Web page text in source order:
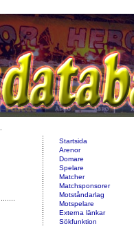
Startsida
Arenor
Domare
Spelare
Matcher
Matchsponsorer
Motståndarlag
Motspelare
Externa länkar
Sökfunktion